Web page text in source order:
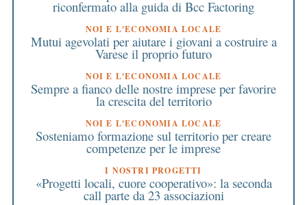
riconfermato alla guida di Bcc Factoring
NOI E L'ECONOMIA LOCALE
Mutui agevolati per aiutare i giovani a costruire a
Varese il proprio futuro
NOI E L'ECONOMIA LOCALE
Sempre a fianco delle nostre imprese per favorire
la crescita del territorio
NOI E L'ECONOMIA LOCALE
Sosteniamo formazione sul territorio per creare
competenze per le imprese
I NOSTRI PROGETTI
«Progetti locali, cuore cooperativo»: la seconda
call parte da 23 associazioni